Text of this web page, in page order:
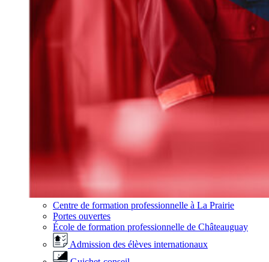
Centre de formation professionnelle à La Prairie
Portes ouvertes
École de formation professionnelle de Châteauguay
Admission des élèves internationaux